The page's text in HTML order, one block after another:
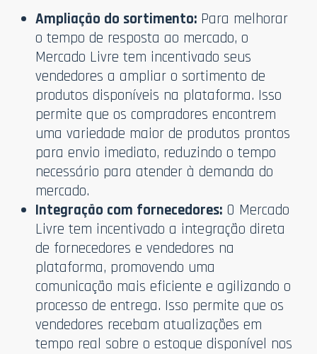
Ampliação do sortimento: Para melhorar
o tempo de resposta ao mercado, o
Mercado Livre tem incentivado seus
vendedores a ampliar o sortimento de
produtos disponíveis na plataforma. Isso
permite que os compradores encontrem
uma variedade maior de produtos prontos
para envio imediato, reduzindo o tempo
necessário para atender à demanda do
mercado.
Integração com fornecedores: O Mercado
Livre tem incentivado a integração direta
de fornecedores e vendedores na
plataforma, promovendo uma
comunicação mais eficiente e agilizando o
processo de entrega. Isso permite que os
vendedores recebam atualizações em
tempo real sobre o estoque disponível nos